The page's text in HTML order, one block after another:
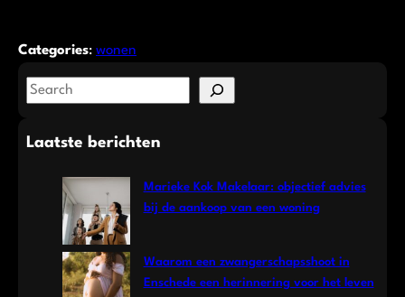
Categories: wonen
S
aLaatste berichten
Marieke Kok Makelaar: objectief advies
bij de aankoop van een woning
Waarom een zwangerschapsshoot in
Enschede een herinnering voor het leven